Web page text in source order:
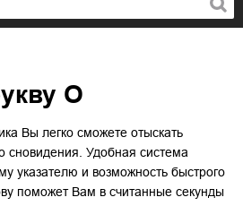
О
Вы легко сможете отыскать
сновидения. Удобная система
указателю и возможность быстрого
поможет Вам в считанные секунды